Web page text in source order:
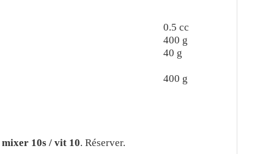
0.5 cc
400 g
40 g
400 g
mixer 10s / vit 10. Réserver.